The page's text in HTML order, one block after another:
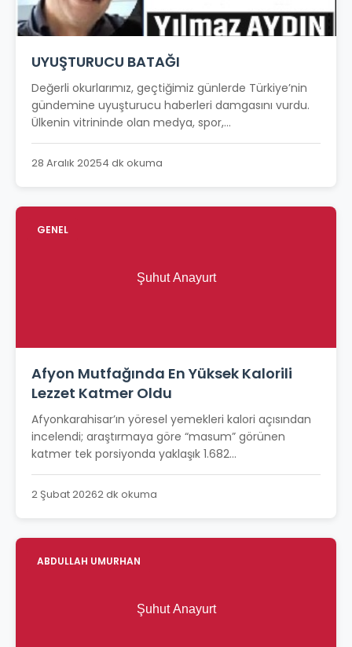
UYUŞTURUCU BATAĞI
Değerli okurlarımız, geçtiğimiz günlerde Türkiye’nin
gündemine uyuşturucu haberleri damgasını vurdu.
Ülkenin vitrininde olan medya, spor,...
28 Aralık 20254 dk okuma
GENEL
Afyon Mutfağında En Yüksek Kalorili
Lezzet Katmer Oldu
Afyonkarahisar’ın yöresel yemekleri kalori açısından
incelendi; araştırmaya göre “masum” görünen
katmer tek porsiyonda yaklaşık 1.682...
2 Şubat 20262 dk okuma
ABDULLAH UMURHAN